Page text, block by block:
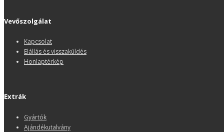
Vevőszolgálat
Kapcsolat
Elállás és visszaküldés
Honlaptérkép
Extrák
Gyártók
Ajándékutalvány